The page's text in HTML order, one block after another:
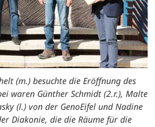
(m.) besuchte die Eröffnung des
waren Günther Schmidt (2.r.), Malte
(l.) von der GenoEifel und Nadine
Diakonie, die die Räume für die